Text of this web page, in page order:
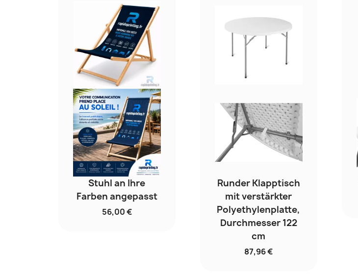
Stuhl an Ihre
Farben angepasst
56,00 €
Runder Klapptisch
mit verstärkter
Polyethylenplatte,
Durchmesser 122
cm
87,96 €